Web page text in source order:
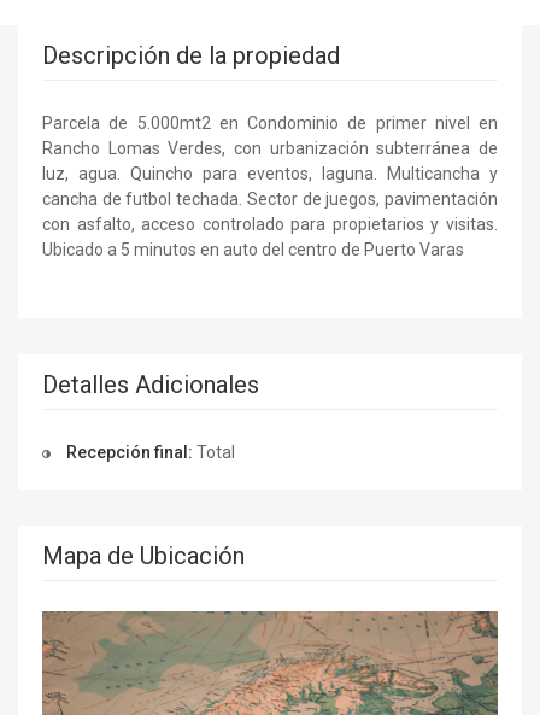
Descripción de la propiedad
Parcela de 5.000mt2 en Condominio de primer nivel en
Rancho Lomas Verdes, con urbanización subterránea de
luz, agua. Quincho para eventos, laguna. Multicancha y
cancha de futbol techada. Sector de juegos, pavimentación
con asfalto, acceso controlado para propietarios y visitas.
Ubicado a 5 minutos en auto del centro de Puerto Varas
Detalles Adicionales
Recepción final: Total
Mapa de Ubicación